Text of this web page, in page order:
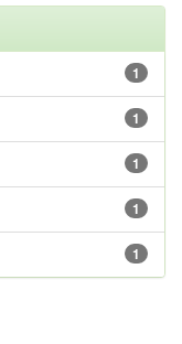
1
1
1
1
1